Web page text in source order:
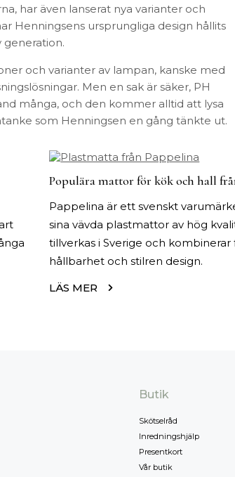
har även lanserat nya varianter och
Henningsens ursprungliga design hållits
generation.
och varianter av lampan, kanske med
Men en sak är säker, PH
många, och den kommer alltid att lysa
som Henningsen en gång tänkte ut.
Populära mattor för kök och hall
Pappelina är ett svenskt
sina vävda plastmattor av hög
tillverkas i Sverige och kombinerar
hållbarhet och stilren design.
LÄS MER
Butik
Skötselråd
Inredningshjälp
Presentkort
Vår butik